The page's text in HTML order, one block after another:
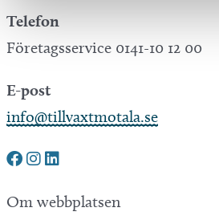
Telefon
Företagsservice 0141-10 12 00
E-post
info@tillvaxtmotala.se
Om webbplatsen